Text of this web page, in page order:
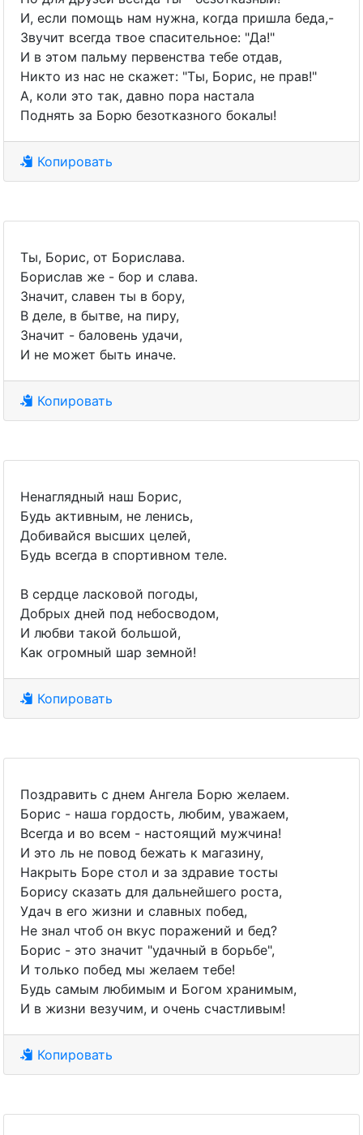
И, если помощь нам нужна, когда пришла беда,-
Звучит всегда твое спасительное: "Да!"
И в этом пальму первенства тебе отдав,
Никто из нас не скажет: "Ты, Борис, не прав!"
А, коли это так, давно пора настала
Поднять за Борю безотказного бокалы!
Копировать
Ты, Борис, от Борислава.
Борислав же - бор и слава.
Значит, славен ты в бору,
В деле, в бытве, на пиру,
Значит - баловень удачи,
И не может быть иначе.
Копировать
Ненаглядный наш Борис,
Будь активным, не ленись,
Добивайся высших целей,
Будь всегда в спортивном теле.
В сердце ласковой погоды,
Добрых дней под небосводом,
И любви такой большой,
Как огромный шар земной!
Копировать
Поздравить с днем Ангела Борю желаем.
Борис - наша гордость, любим, уважаем,
Всегда и во всем - настоящий мужчина!
И это ль не повод бежать к магазину,
Накрыть Боре стол и за здравие тосты
Борису сказать для дальнейшего роста,
Удач в его жизни и славных побед,
Не знал чтоб он вкус поражений и бед?
Борис - это значит "удачный в борьбе",
И только побед мы желаем тебе!
Будь самым любимым и Богом хранимым,
И в жизни везучим, и очень счастливым!
Копировать